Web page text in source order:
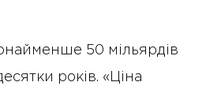
50 мільярдів
років. «Ціна